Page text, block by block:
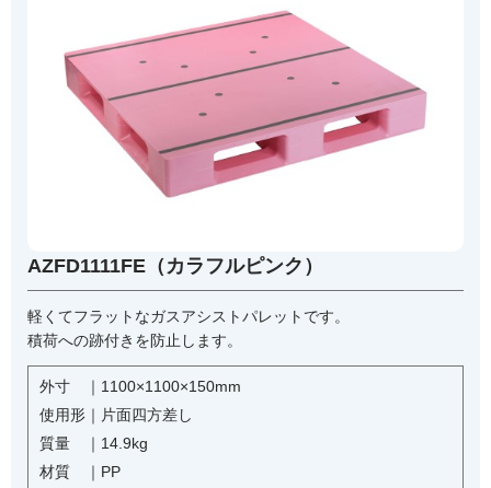
AZFD1111FE（カラフルピンク）
軽くてフラットなガスアシストパレットです。
積荷への跡付きを防止します。
外寸 ｜ 1100×1100×150mm
使用形｜ 片面四方差し
質量 ｜ 14.9kg
材質 ｜ PP